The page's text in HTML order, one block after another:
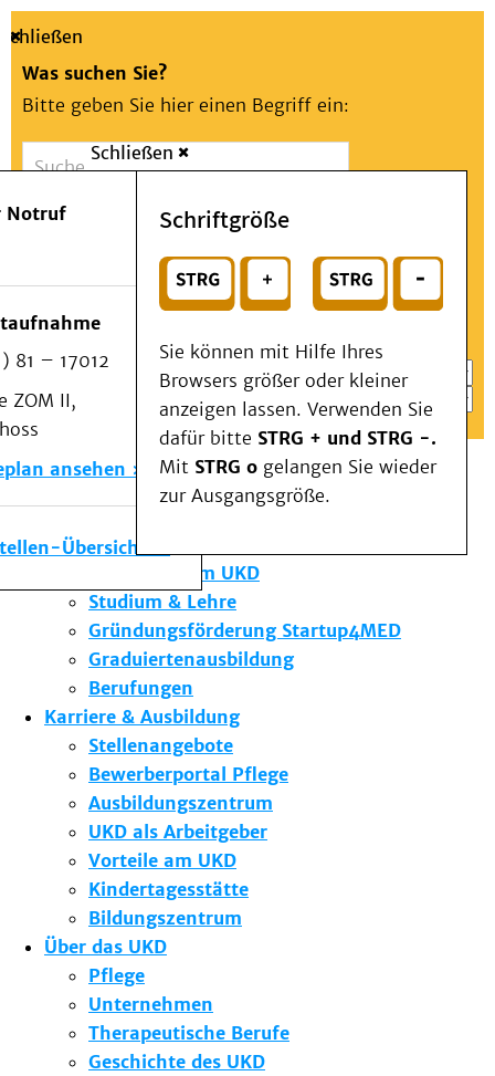
Suche
Schließen
Was suchen Sie?
Bitte geben Sie hier einen Begriff ein:
Suchen
oder
Wählen Sie ein Thema für Ihren Schnelleinstieg
Notfall
Schließen
Notruf
81 – 17012
ZOM II,
ansehen
Übersicht
Schriftgröße
Sie können mit Hilfe Ihres
Browsers größer oder kleiner
anzeigen lassen. Verwenden Sie
dafür bitte STRG + und STRG -.
Mit STRG o gelangen Sie wieder
zur Ausgangsgröße.
Menü
Patienten & Besucher
Kliniken/Institute/Zentren
Als Patient am UKD
Beratung und Unterstützung
Veranstaltungen
Kommunikation im Medizinwesen (KIM)
Notfall
Forschung & Lehre
Die Institute des UKD
Forschung am UKD
Studium & Lehre
Gründungsförderung Startup4MED
Graduiertenausbildung
Berufungen
Karriere & Ausbildung
Stellenangebote
Bewerberportal Pflege
Ausbildungszentrum
UKD als Arbeitgeber
Vorteile am UKD
Kindertagesstätte
Bildungszentrum
Über das UKD
Pflege
Unternehmen
Therapeutische Berufe
Geschichte des UKD